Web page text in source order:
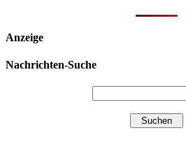
Anzeige
Nachrichten-Suche